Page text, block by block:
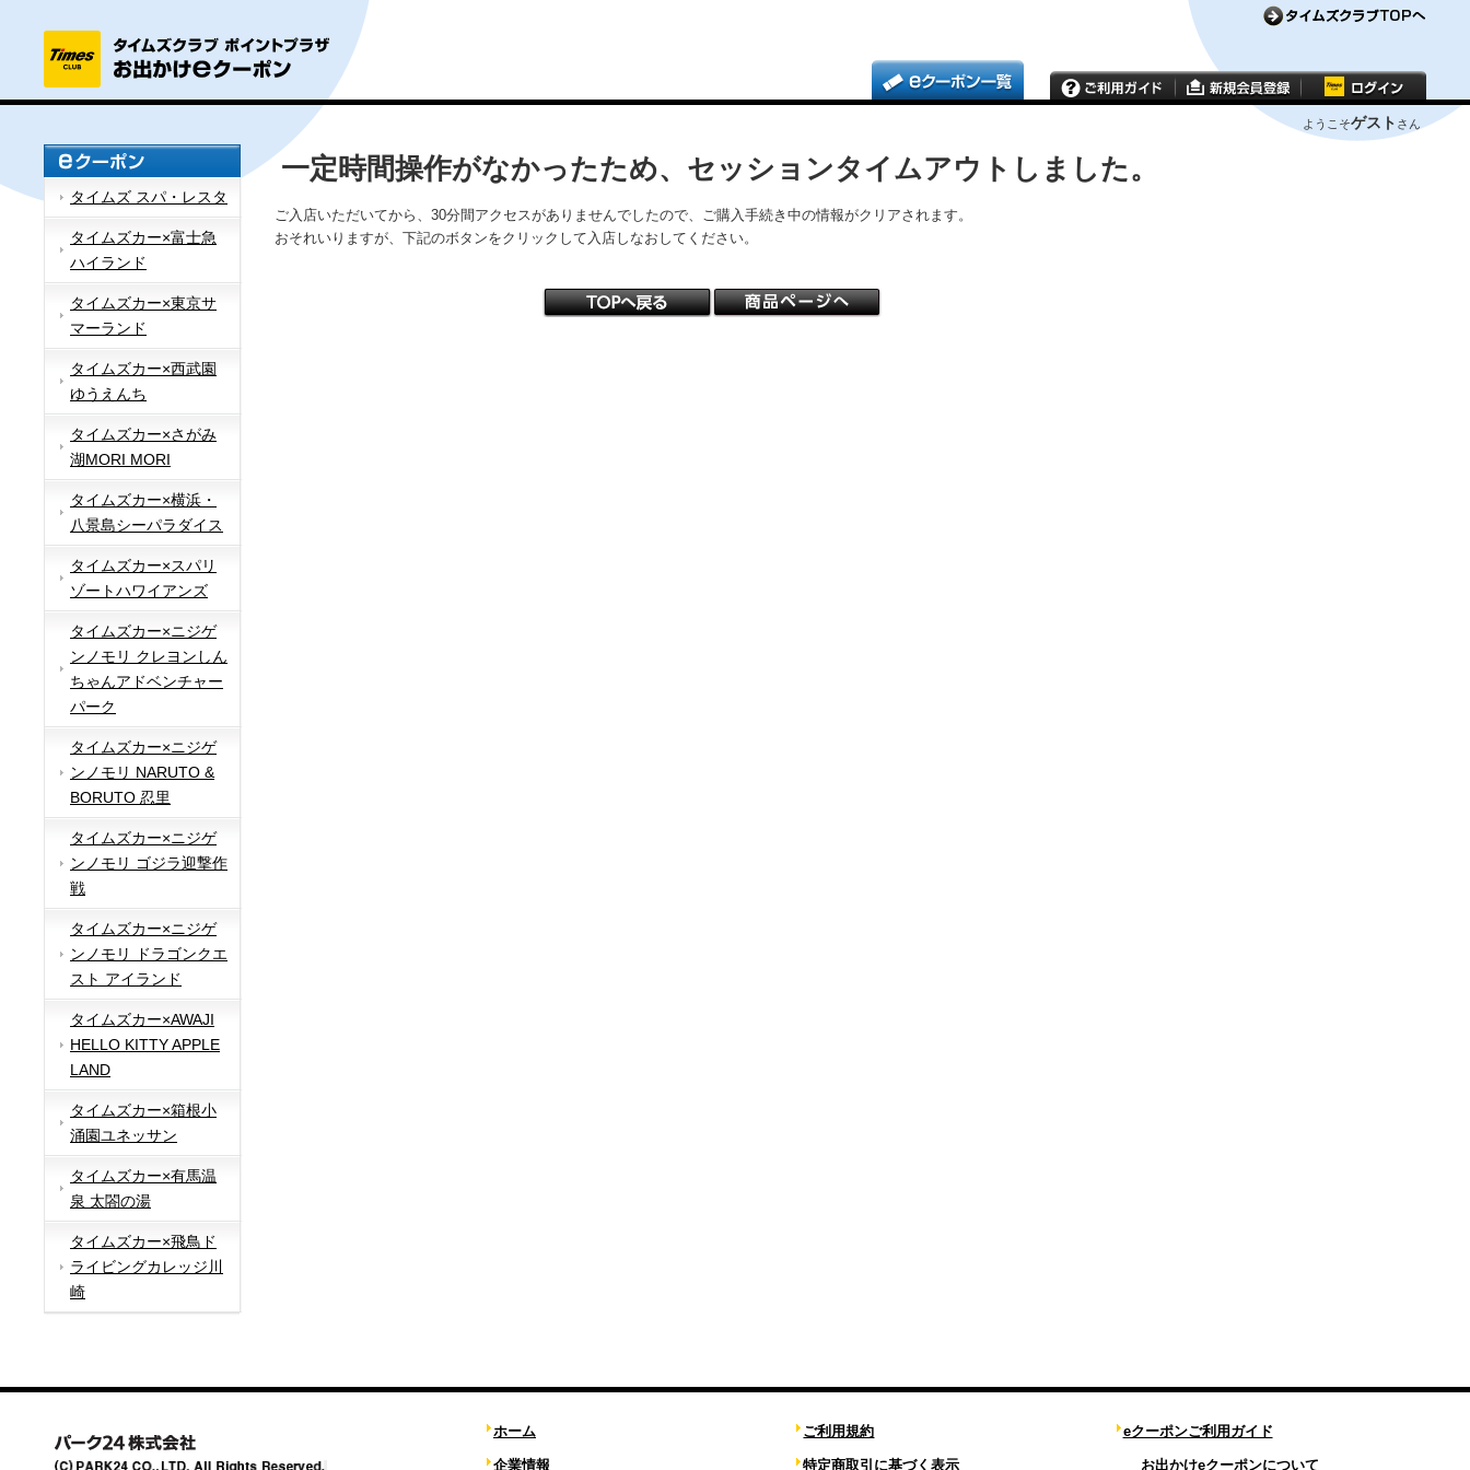
ようこそゲスト さん
タイムズ スパ・レスタ
タイムズカー×富士急
ハイランド
タイムズカー×東京サ
マーランド
タイムズカー×西武園
ゆうえんち
タイムズカー×さがみ
湖MORI MORI
タイムズカー×横浜・
八景島シーパラダイス
タイムズカー×スパリ
ゾートハワイアンズ
タイムズカー×ニジゲ
ンノモリ クレヨンしん
ちゃんアドベンチャー
パーク
タイムズカー×ニジゲ
ンノモリ NARUTO &
BORUTO 忍里
タイムズカー×ニジゲ
ンノモリ ゴジラ迎撃作
戦
タイムズカー×ニジゲ
ンノモリ ドラゴンクエ
スト アイランド
タイムズカー×AWAJI
HELLO KITTY APPLE
LAND
タイムズカー×箱根小
涌園ユネッサン
タイムズカー×有馬温
泉 太閤の湯
タイムズカー×飛鳥ド
ライビングカレッジ川
崎
一定時間操作がなかったため、セッションタイムアウトしました。
ご入店いただいてから、30分間アクセスがありませんでしたので、ご購入手続き中の情報がクリアされます。
おそれいりますが、下記のボタンをクリックして入店しなおしてください。
ホーム
企業情報
ご利用規約
特定商取引に基づく表示
eクーポンご利用ガイド
お出かけeクーポンについて